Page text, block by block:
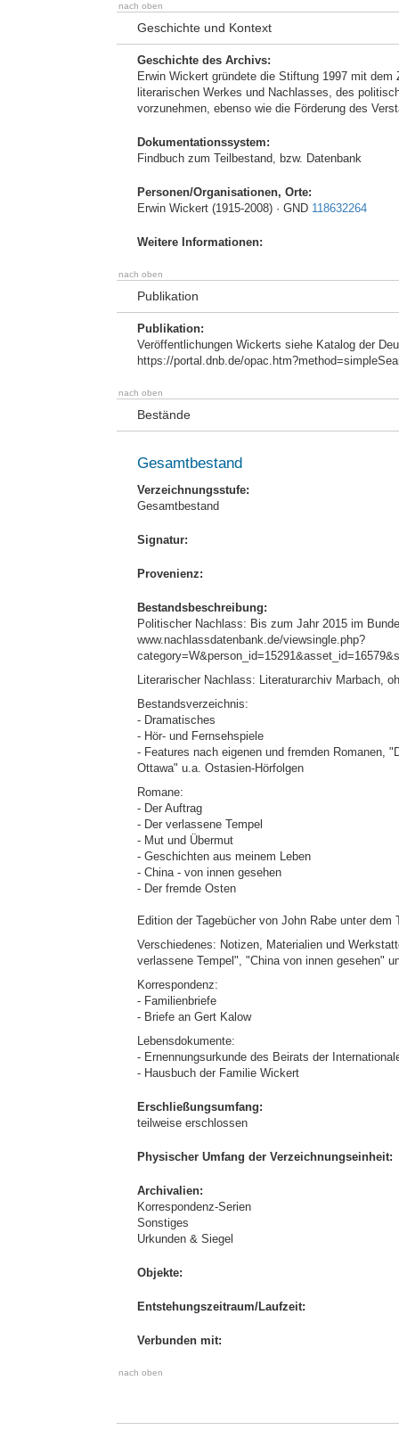
nach oben
Geschichte und Kontext
Geschichte des Archivs:
Erwin Wickert gründete die Stiftung 1997 mit
literarischen Werkes und Nachlasses, des
vorzunehmen, ebenso wie die Förderung des
Dokumentationssystem:
Findbuch zum Teilbestand, bzw. Datenbank
Personen/Organisationen, Orte:
Erwin Wickert (1915-2008) · GND 118632264
Weitere Informationen:
nach oben
Publikation
Publikation:
Veröffentlichungen Wickerts siehe Katalog der
https://portal.dnb.de/
nach oben
Bestände
Gesamtbestand
Verzeichnungsstufe:
Gesamtbestand
Signatur:
Provenienz:
Bestandsbeschreibung:
Politischer Nachlass: Bis zum Jahr 2015 im
www.nachlassdatenbank.de/viewsingle.php?
Literarischer Nachlass: Literaturarchiv Marbach,
Bestandsverzeichnis:
- Dramatisches
- Hör- und Fernsehspiele
- Features nach eigenen und fremden Romanen,
Ottawa" u.a. Ostasien-Hörfolgen
Romane:
- Der Auftrag
- Der verlassene Tempel
- Mut und Übermut
- Geschichten aus meinem Leben
- China - von innen gesehen
- Der fremde Osten
Edition der Tagebücher von John Rabe unter
Verschiedenes: Notizen, Materialien und
verlassene Tempel", "China von innen gesehen"
Korrespondenz:
- Familienbriefe
- Briefe an Gert Kalow
Lebensdokumente:
- Ernennungsurkunde des Beirats der
- Hausbuch der Familie Wickert
Erschließungsumfang:
teilweise erschlossen
Physischer Umfang der Verzeichnungseinheit:
Archivalien:
Korrespondenz-Serien
Sonstiges
Urkunden & Siegel
Objekte:
Entstehungszeitraum/Laufzeit:
Verbunden mit:
nach oben